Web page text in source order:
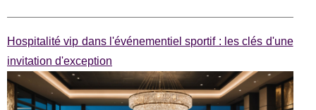
Hospitalité vip dans l'événementiel sportif : les clés d'une
invitation d'exception